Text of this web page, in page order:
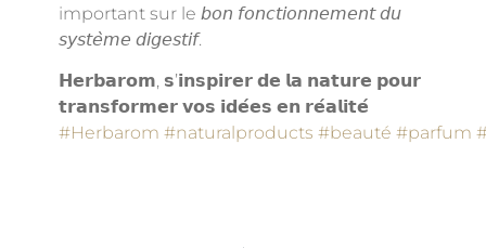
important sur le 𝘣𝘰𝘯 𝘧𝘰𝘯𝘤𝘵𝘪𝘰𝘯𝘯𝘦𝘮𝘦𝘯𝘵 𝘥𝘶
𝘴𝘺𝘴𝘵𝘦̀𝘮𝘦 𝘥𝘪𝘨𝘦𝘴𝘵𝘪𝘧.
𝗛𝗲𝗿𝗯𝗮𝗿𝗼𝗺, 𝘀’𝗶𝗻𝘀𝗽𝗶𝗿𝗲𝗿 𝗱𝗲 𝗹𝗮 𝗻𝗮𝘁𝘂𝗿𝗲 𝗽𝗼𝘂𝗿
𝘁𝗿𝗮𝗻𝘀𝗳𝗼𝗿𝗺𝗲𝗿 𝘃𝗼𝘀 𝗶𝗱𝗲́𝗲𝘀 𝗲𝗻 𝗿𝗲́𝗮𝗹𝗶𝘁𝗲́
#Herbarom #naturalproducts #beauté #parfum